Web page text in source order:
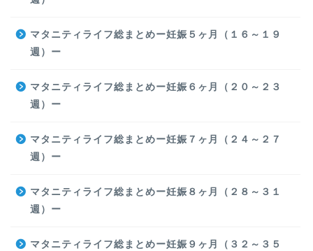
マタニティライフ総まとめー妊娠５ヶ月（１６～１９
週）ー
マタニティライフ総まとめー妊娠６ヶ月（２０～２３
週）ー
マタニティライフ総まとめー妊娠７ヶ月（２４～２７
週）ー
マタニティライフ総まとめー妊娠８ヶ月（２８～３１
週）ー
マタニティライフ総まとめー妊娠９ヶ月（３２～３５